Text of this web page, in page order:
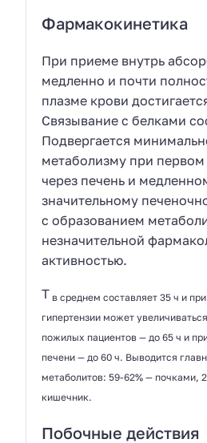
Фармакокинетика
При приеме внутрь
медленно и почти
плазме крови
Связывание с белками
Подвергается
метаболизму при
через печень и
значительному
с образованием
незначительной
активностью.
T в среднем составляет 35 ч и
гипертензии может
пожилых пациентов — до 65 ч и
печени — до 60 ч. Выводится
метаболитов: 59-62% — почками,
кишечник.
Побочные действия